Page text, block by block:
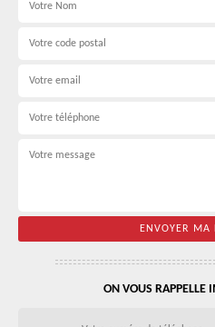
ON VOUS RAPPELLE